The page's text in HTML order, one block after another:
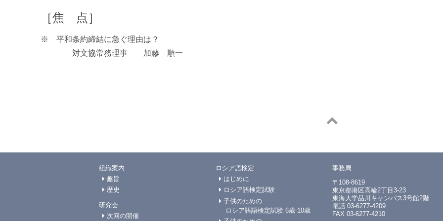
［焦 点］
※ 平和条約締結に急ぐ理由は？
対文協常務理事 加藤 順一
組織案内
趣旨
歴史
研究会
次回の開催
ロシア語検定
はじめに
ロシア語検定試験
子供のための
ロシア語語検定試験 6歳-10歳
事務局
〒108-8619
東京都港区高輪2丁目3-23
東海大学品川キャンパス3号館2階
電話 03-6277-4209
FAX 03-6277-4210